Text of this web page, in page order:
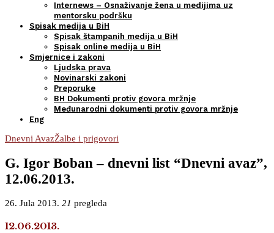
Internews – Osnaživanje žena u medijima uz
mentorsku podršku
Spisak medija u BiH
Spisak štampanih medija u BiH
Spisak online medija u BiH
Smjernice i zakoni
Ljudska prava
Novinarski zakoni
Preporuke
BH Dokumenti protiv govora mržnje
Međunarodni dokumenti protiv govora mržnje
Eng
Dnevni AvazŽalbe i prigovori
G. Igor Boban – dnevni list “Dnevni avaz”,
12.06.2013.
26. Jula 2013. 21 pregleda
12.06.2013.